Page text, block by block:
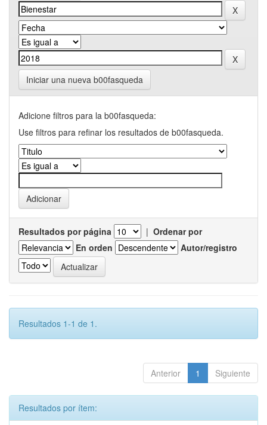
Iniciar una nueva b00fasqueda
Adicione filtros para la b00fasqueda:
Use filtros para refinar los resultados de b00fasqueda.
Resultados por página | Ordenar por
En orden
Autor/registro
Resultados 1-1 de 1.
Anterior 1 Siguiente
Resultados por ítem: